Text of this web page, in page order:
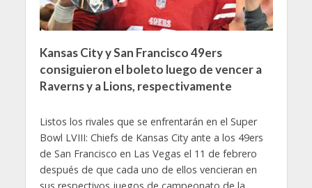
Kansas City y San Francisco 49ers
consiguieron el boleto luego de vencer a
Raverns y a Lions, respectivamente
Listos los rivales que se enfrentarán en el Super
Bowl LVIII: Chiefs de Kansas City ante a los 49ers
de San Francisco en Las Vegas el 11 de febrero
después de que cada uno de ellos vencieran en